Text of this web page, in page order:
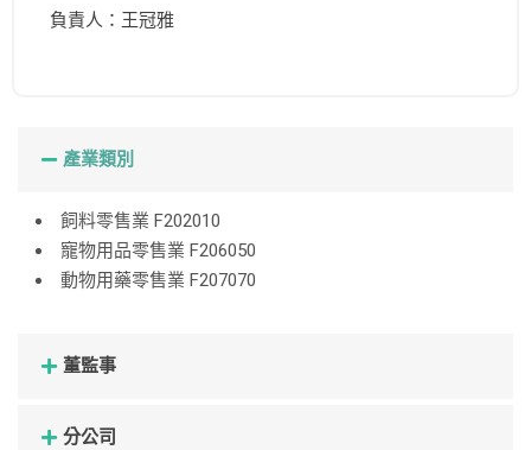
負責人：王冠雅
產業類別
飼料零售業 F202010
寵物用品零售業 F206050
動物用藥零售業 F207070
董監事
分公司